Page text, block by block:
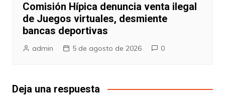
Comisión Hípica denuncia venta ilegal
de Juegos virtuales, desmiente
bancas deportivas
admin 5 de agosto de 2026 0
Deja una respuesta